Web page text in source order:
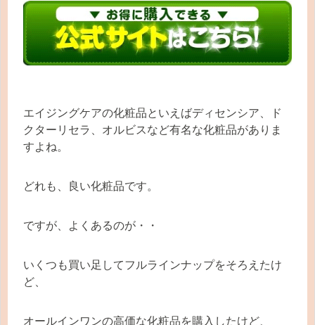
エイジングケアの化粧品といえばディセンシア、ド
クターリセラ、オルビスなど有名な化粧品がありま
すよね。
どれも、良い化粧品です。
ですが、よくあるのが・・
いくつも買い足してフルラインナップをそろえたけ
ど、
オールインワンの高価な化粧品を購入したけど、